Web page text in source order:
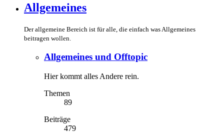
Allgemeines
Der allgemeine Bereich ist für alle, die einfach was Allgemeines
beitragen wollen.
Allgemeines und Offtopic
Hier kommt alles Andere rein.
Themen
89
Beiträge
479